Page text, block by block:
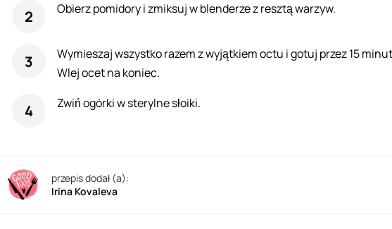
Obierz pomidory i zmiksuj w blenderze z resztą warzyw.
Wymieszaj wszystko razem z wyjątkiem octu i gotuj przez 15
Wlej ocet na koniec.
Zwiń ogórki w sterylne słoiki.
przepis dodał (a):
Irina Kovaleva